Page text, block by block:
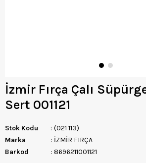
İzmir Fırça Çalı
Sert 001121
Stok Kodu
(021 113)
Marka
: İZMİR FIRÇA
Barkod
: 8696211001121